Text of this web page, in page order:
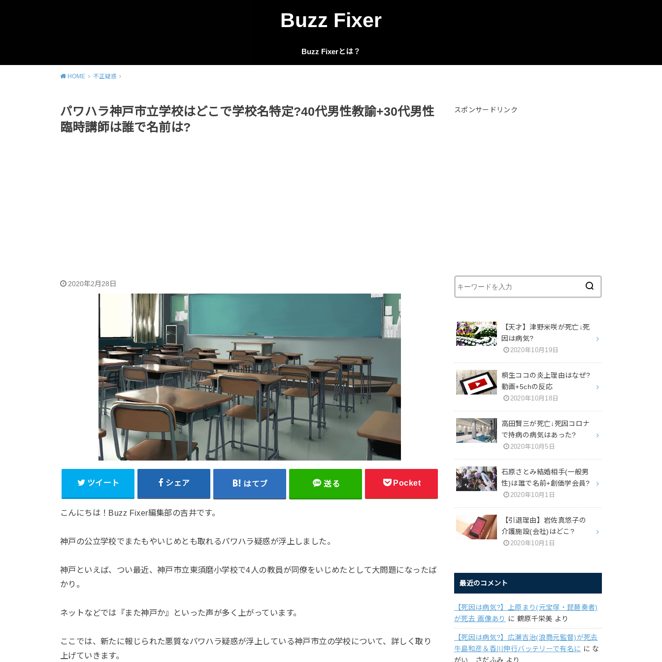
Buzz Fixer
Buzz Fixerとは？
HOME 不正疑惑
パワハラ神戸市立学校はどこで学校名特定?40代男性教諭+30代男性
臨時講師は誰で名前は?
2020年2月28日
ツイート シェア はてブ 送る Pocket
こんにちは！Buzz Fixer編集部の吉井です。
神戸の公立学校でまたもやいじめとも取れるパワハラ疑惑が浮上しました。
神戸といえば、つい最近、神戸市立東須磨小学校で4人の教員が同僚をいじめたとして大問題になったば
かり。
ネットなどでは『また神戸か』といった声が多く上がっています。
ここでは、新たに報じられた悪質なパワハラ疑惑が浮上している神戸市立の学校について、詳しく取り
上げていきます。
スポンサードリンク
【天才】津野米咲が死亡↓死
因は病気?
2020年10月19日
桐生ココの炎上理由はなぜ?
動画+5chの反応
2020年10月18日
高田賢三が死亡↓死因コロナ
で持病の病気はあった?
2020年10月5日
石原さとみ結婚相手(一般男
性)は誰で名前+創価学会員?
2020年10月1日
【引退理由】岩佐真悠子の
介護施設(会社)はどこ?
2020年10月1日
最近のコメント
【死因は病気?】上原まり(元宝塚・琵琶奏者)
が死去 画像あり
に 鶴原千栄美 より
【死因は病気?】広瀬吉治(浪商元監督)が死去
牛島和彦＆香川伸行バッテリーで有名に に な
がい さだふみ より